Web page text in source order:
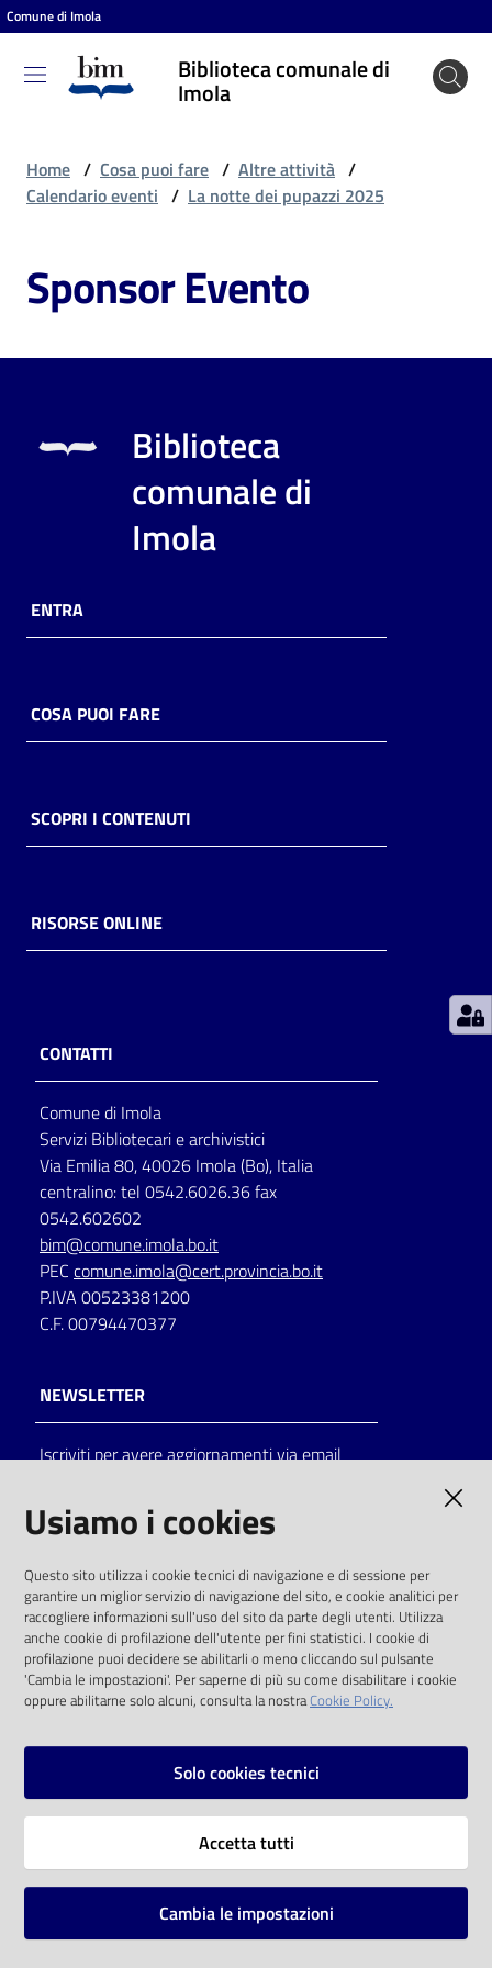
Vai al contenuto
Vai alla navigazione
Vai al footer
Comune di Imola
Biblioteca comunale di
Imola
Biblioteca
comunale
puoi
Risorse
online
Casa
Piani
storico
per
lettura
Seguici
su
Catalogo
on line
Eventi
Chiedi al
bibliotecario
Home / Cosa puoi fare / Altre attività /
Calendario eventi / La notte dei pupazzi 2025
Sponsor Evento
Biblioteca
comunale di
Imola
ENTRA
COSA PUOI FARE
SCOPRI I CONTENUTI
RISORSE ONLINE
CONTATTI
Comune di Imola
Servizi Bibliotecari e archivistici
Via Emilia 80, 40026 Imola (Bo), Italia
centralino: tel 0542.6026.36 fax
0542.602602
bim@comune.imola.bo.it
PEC comune.imola@cert.provincia.bo.it
P.IVA 00523381200
C.F. 00794470377
NEWSLETTER
Iscriviti per avere aggiornamenti via email
solo alle condizioni previste dalla direttiva
comunitaria 2003/98/CE e dal d.lgs. 36/2006
SOCIAL
Instagram
Vai alla pagina
Mappa del sito
Usiamo i cookies
Questo sito utilizza i cookie tecnici di navigazione e di sessione per
garantire un miglior servizio di navigazione del sito, e cookie analitici per
raccogliere informazioni sull'uso del sito da parte degli utenti. Utilizza
anche cookie di profilazione dell'utente per fini statistici. I cookie di
profilazione puoi decidere se abilitarli o meno cliccando sul pulsante
'Cambia le impostazioni'. Per saperne di più su come disabilitare i cookie
oppure abilitarne solo alcuni, consulta la nostraCookie Policy.
Solo cookies tecnici
Accetta tutti
Cambia le impostazioni